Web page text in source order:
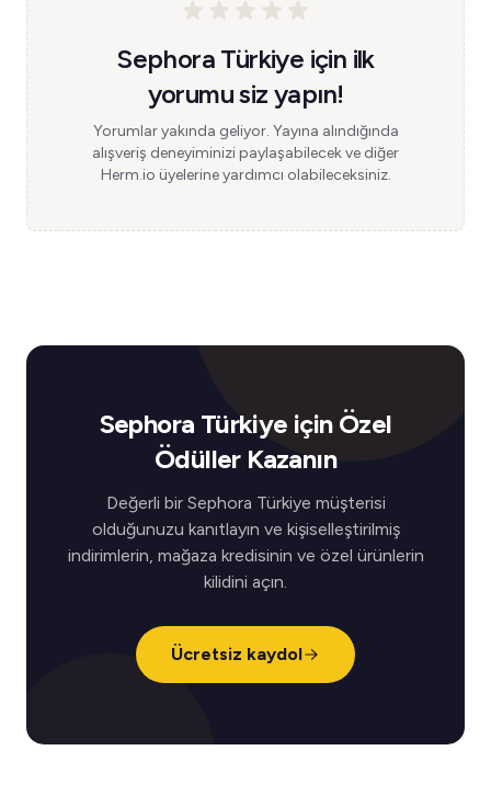
Sephora Türkiye için ilk
yorumu siz yapın!
Yorumlar yakında geliyor. Yayına alındığında
alışveriş deneyiminizi paylaşabilecek ve diğer
Herm.io üyelerine yardımcı olabileceksiniz.
Sephora Türkiye için Özel
Ödüller Kazanın
Değerli bir Sephora Türkiye müşterisi
olduğunuzu kanıtlayın ve kişiselleştirilmiş
indirimlerin, mağaza kredisinin ve özel ürünlerin
kilidini açın.
Ücretsiz kaydol